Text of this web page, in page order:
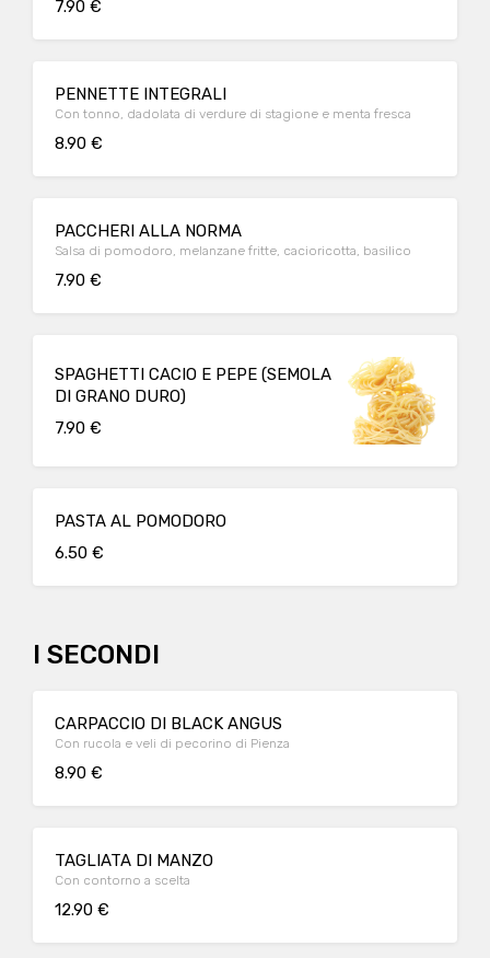
7.90 €
PENNETTE INTEGRALI
Con tonno, dadolata di verdure di stagione e menta fresca
8.90 €
PACCHERI ALLA NORMA
Salsa di pomodoro, melanzane fritte, cacioricotta, basilico
7.90 €
SPAGHETTI CACIO E PEPE (SEMOLA
DI GRANO DURO)
7.90 €
PASTA AL POMODORO
6.50 €
I SECONDI
CARPACCIO DI BLACK ANGUS
Con rucola e veli di pecorino di Pienza
8.90 €
TAGLIATA DI MANZO
Con contorno a scelta
12.90 €